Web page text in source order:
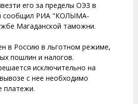
его за пределы ОЭЗ в
сообщил РИА "КОЛЫМА-
Магаданской таможни.
в Россию в льготном режиме,
пошлин и налогов.
исключительно на
с нее необходимо
платежи.